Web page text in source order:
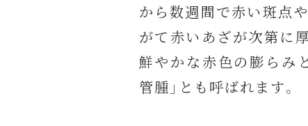
から数週間で赤い斑点
がて赤いあざが次第に
鮮やかな赤色の膨らみ
管腫」とも呼ばれます。